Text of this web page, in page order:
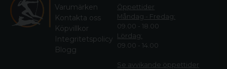
Varumärken
Kontakta oss
Köpvillkor
Integritetspolicy
Blogg
Öppettider
Måndag - Fredag:
09.00 - 18.00
Lördag:
09.00 - 14.00
Se avvikande öppettider